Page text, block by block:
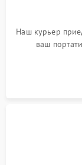
Наш курьер
ваш